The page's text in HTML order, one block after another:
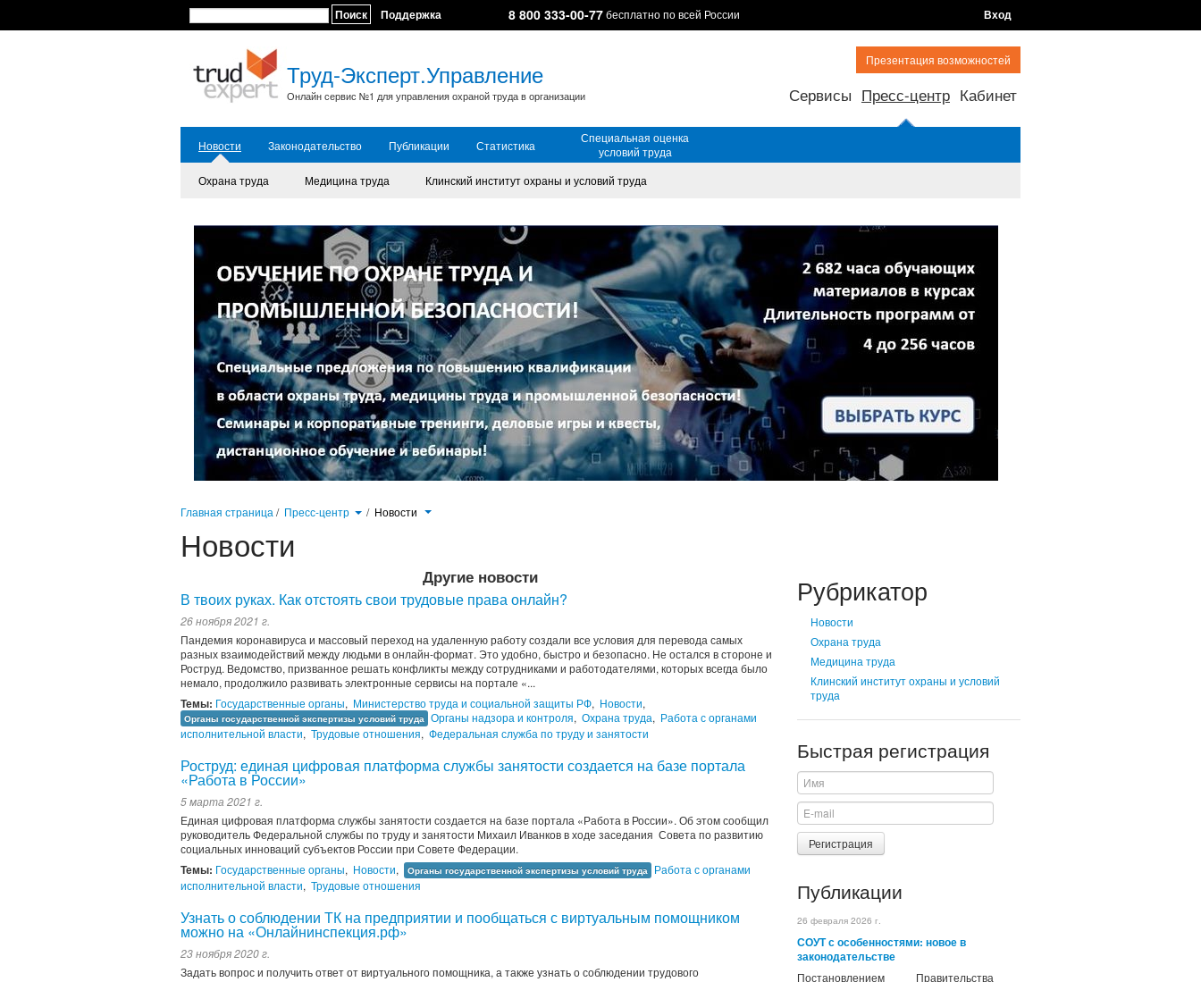
Поиск Поддержка 8 800 333-00-77бесплатно по всей России Вход
Труд-Эксперт.Управление
Онлайн сервис №1 для управления охраной труда в организации
Презентация возможностей
Сервисы Пресс-центр Кабинет
Новости Законодательство Публикации Статистика
Специальная оценка
условий труда
Охрана труда
Медицина труда Клинский институт охраны и условий труда
Главная страница / Пресс-центр / Новости
Новости
Рубрикатор
Новости
Охрана труда
Медицина труда
Клинский институт охраны и условий
труда
Быстрая регистрация
Регистрация
Публикации
26 февраля 2026 г.
СОУТ с особенностями: новое в
законодательстве
Постановлением Правительства
Другие новости
В твоих руках. Как отстоять свои трудовые права онлайн?
26 ноября 2021 г.
Пандемия коронавируса и массовый переход на удаленную работу создали все условия для перевода самых
разных взаимодействий между людьми в онлайн-формат. Это удобно, быстро и безопасно. Не остался в стороне и
Роструд. Ведомство, призванное решать конфликты между сотрудниками и работодателями, которых всегда было
немало, продолжило развивать электронные сервисы на портале «...
Темы: Государственные органы, Министерство труда и социальной защиты РФ, Новости,
Органы государственной экспертизы условий труда Органы надзора и контроля, Охрана труда, Работа с органами
исполнительной власти, Трудовые отношения, Федеральная служба по труду и занятости
Роструд: единая цифровая платформа службы занятости создается на базе портала
«Работа в России»
5 марта 2021 г.
Единая цифровая платформа службы занятости создается на базе портала «Работа в России». Об этом сообщил
руководитель Федеральной службы по труду и занятости Михаил Иванков в ходе заседания Совета по развитию
социальных инноваций субъектов России при Совете Федерации.
Темы: Государственные органы, Новости, Органы государственной экспертизы условий труда Работа с органами
исполнительной власти, Трудовые отношения
Узнать о соблюдении ТК на предприятии и пообщаться с виртуальным помощником
можно на «Онлайнинспекция.рф»
23 ноября 2020 г.
Задать вопрос и получить ответ от виртуального помощника, а также узнать о соблюдении трудового